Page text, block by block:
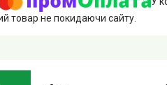
товар не покидаючи сайту.